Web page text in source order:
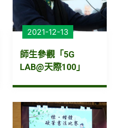
2021-12-13
師生參觀「5G
LAB@天際100」